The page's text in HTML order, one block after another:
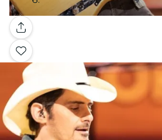
Galería